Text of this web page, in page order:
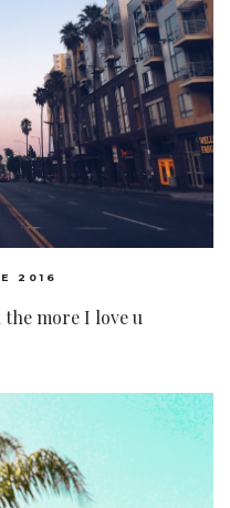
2016
the more I love u